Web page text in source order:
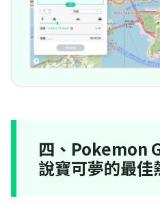
四、Pokemon
說寶可夢的最佳